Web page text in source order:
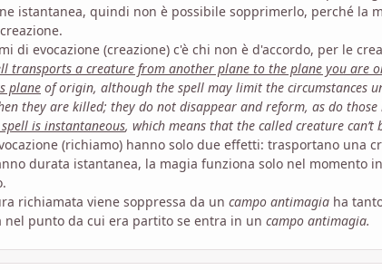
istantanea, quindi non è possibile sopprimerlo, perché la
di evocazione (creazione) c'è chi non è d'accordo, per le
transports a creature from another plane to the plane you are
plane of origin, although the spell may limit the circumstances
they are killed; they do not disappear and reform, as do
is instantaneous, which means that the called creature can’t
(richiamo) hanno solo due effetti: trasportano una
durata istantanea, la magia funziona solo nel momento
richiamata viene soppressa da un campo antimagia ha
nel punto da cui era partito se entra in un campo antimagia.